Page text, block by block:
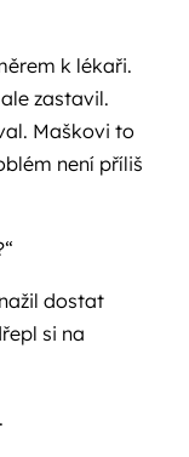
k lékaři.
zastavil.
Maškovi to
není příliš
dostat
si na